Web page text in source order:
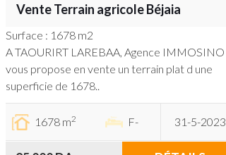
Vente Terrain agricole Béjaia
Surface : 1678 m2
A TAOURIRT LAREBAA, Agence IMMOSINO
vous propose en vente un terrain plat d une
superficie de 1678..
1678 m2 F- 31-5-2023